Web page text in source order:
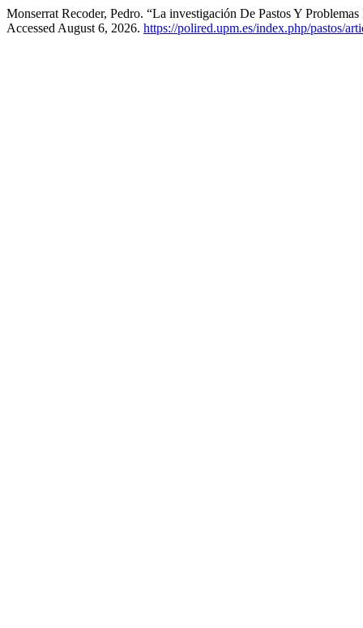
Monserrat Recoder, Pedro. “La investigación De Pastos Y
Accessed August 6, 2026. https://polired.upm.es/index.php/pastos/